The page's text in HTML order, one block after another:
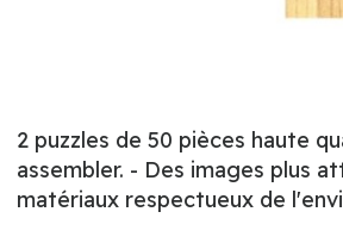
2 puzzles de 50 pièces haute
assembler. - Des images plus
matériaux respectueux de